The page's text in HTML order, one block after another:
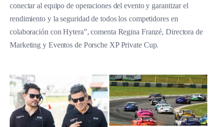
conectar al equipo de operaciones del evento y garantizar el
rendimiento y la seguridad de todos los competidores en
colaboración con Hytera”, comenta Regina Franzé, Directora de
Marketing y Eventos de Porsche XP Private Cup.